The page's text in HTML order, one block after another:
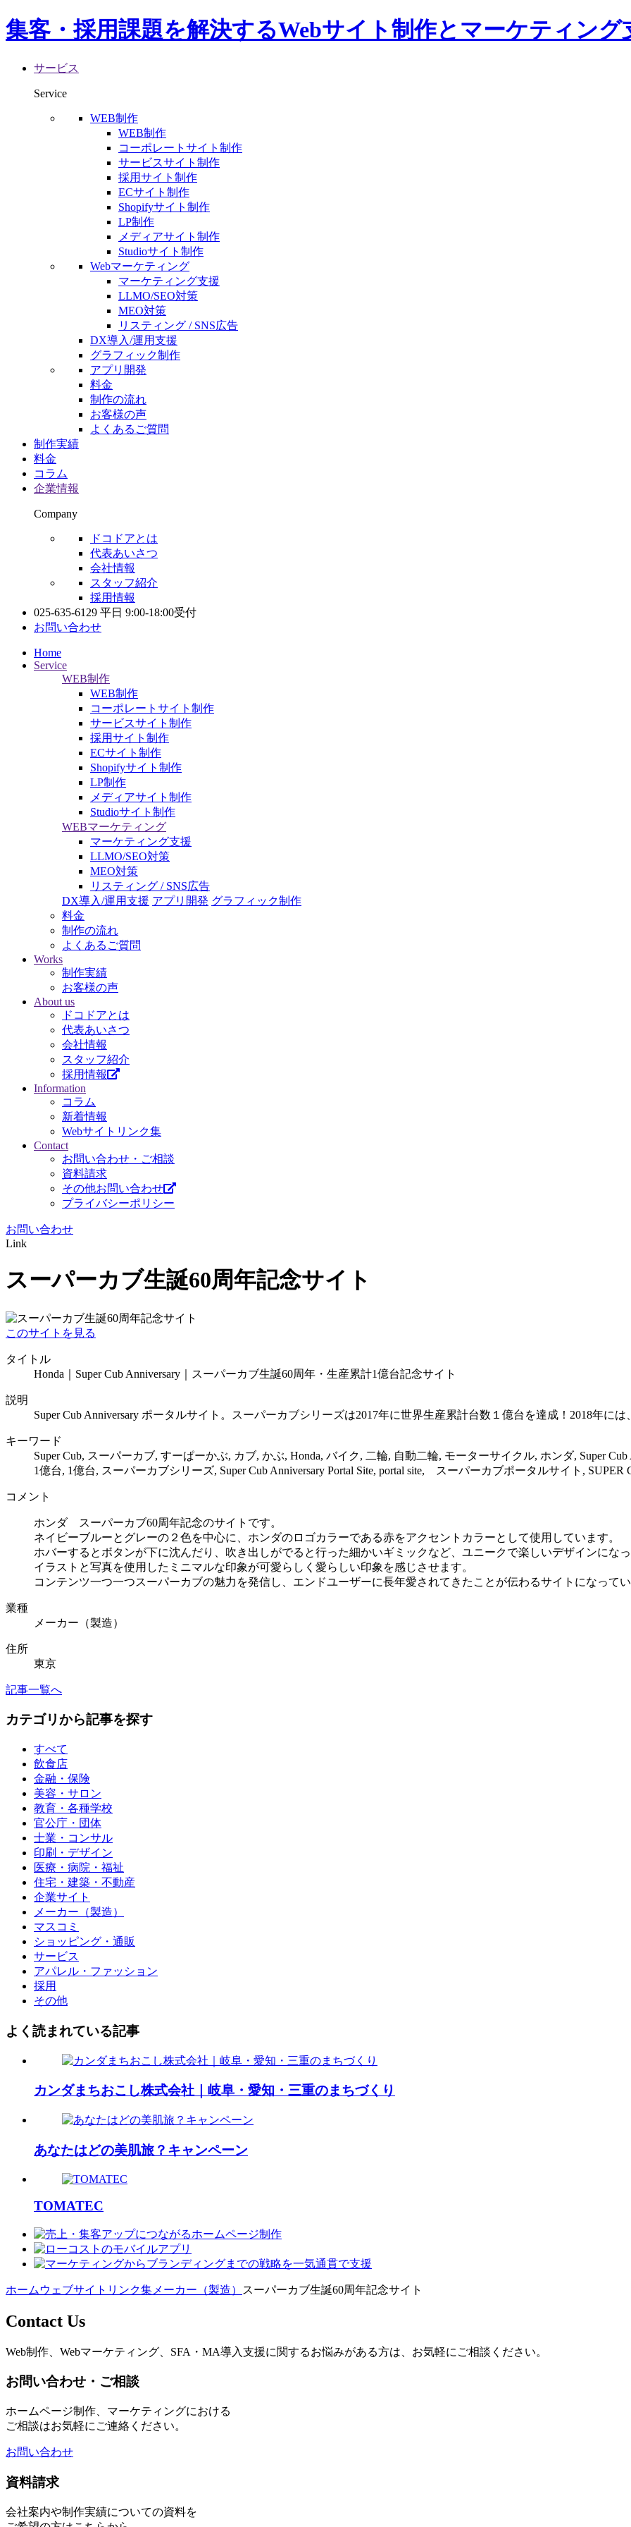
集客・採用課題を解決するWebサイト制作とマーケティング
サービス
Service
WEB制作
WEB制作
コーポレートサイト制作
サービスサイト制作
採用サイト制作
ECサイト制作
Shopifyサイト制作
LP制作
メディアサイト制作
Studioサイト制作
Webマーケティング
マーケティング支援
LLMO/SEO対策
MEO対策
リスティング / SNS広告
DX導入/運用支援
グラフィック制作
アプリ開発
料金
制作の流れ
お客様の声
よくあるご質問
制作実績
料金
コラム
企業情報
Company
ドコドアとは
代表あいさつ
会社情報
スタッフ紹介
採用情報
025-635-6129 平日 9:00-18:00受付
お問い合わせ
Home
Service
WEB制作
WEB制作
コーポレートサイト制作
サービスサイト制作
採用サイト制作
ECサイト制作
Shopifyサイト制作
LP制作
メディアサイト制作
Studioサイト制作
WEBマーケティング
マーケティング支援
LLMO/SEO対策
MEO対策
リスティング / SNS広告
DX導入/運用支援 アプリ開発 グラフィック制作
料金
制作の流れ
よくあるご質問
Works
制作実績
お客様の声
About us
ドコドアとは
代表あいさつ
会社情報
スタッフ紹介
採用情報
Information
コラム
新着情報
Webサイトリンク集
Contact
お問い合わせ・ご相談
資料請求
その他お問い合わせ
プライバシーポリシー
お問い合わせ
Link
スーパーカブ生誕60周年記念サイト
このサイトを見る
タイトル
Honda｜Super Cub Anniversary｜スーパーカブ生誕60周年・生産累計1億台記念サイト
説明
Super Cub Anniversary ポータルサイト。スーパーカブシリーズは2017年に世界生産累計台数１億台を達成！2018年に
キーワード
Super Cub, スーパーカブ, すーぱーかぶ, カブ, かぶ, Honda, バイク, 二輪, 自動二輪, モーターサイクル, ホンダ, Super
1億台, 1億台, スーパーカブシリーズ, Super Cub Anniversary Portal Site, portal site, スーパーカブポータルサイト, SUPER
コメント
ホンダ スーパーカブ60周年記念のサイトです。
ネイビーブルーとグレーの２色を中心に、ホンダのロゴカラーである赤をアクセントカラーとして使用しています。
ホバーするとボタンが下に沈んだり、吹き出しがでると行った細かいギミックなど、ユニークで楽しいデザインにな
イラストと写真を使用したミニマルな印象が可愛らしく愛らしい印象を感じさせます。
コンテンツ一つ一つスーパーカブの魅力を発信し、エンドユーザーに長年愛されてきたことが伝わるサイトになって
業種
メーカー（製造）
住所
東京
記事一覧へ
カテゴリから記事を探す
すべて
飲食店
金融・保険
美容・サロン
教育・各種学校
官公庁・団体
士業・コンサル
印刷・デザイン
医療・病院・福祉
住宅・建築・不動産
企業サイト
メーカー（製造）
マスコミ
ショッピング・通販
サービス
アパレル・ファッション
採用
その他
よく読まれている記事
カンダまちおこし株式会社｜岐阜・愛知・三重のまちづくり
あなたはどの美肌旅？キャンペーン
TOMATEC
ホーム ウェブサイトリンク集 メーカー（製造） スーパーカブ生誕60周年記念サイト
Contact Us
Web制作、Webマーケティング、SFA・MA導入支援に関するお悩みがある方は、お気軽にご相談ください。
お問い合わせ・ご相談
ホームページ制作、マーケティングにおける
ご相談はお気軽にご連絡ください。
お問い合わせ
資料請求
会社案内や制作実績についての資料を